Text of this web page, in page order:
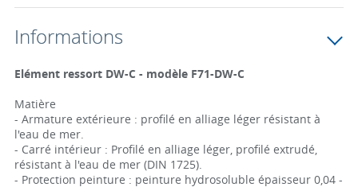
Informations
Elément ressort DW-C - modèle F71-DW-C
Matière
- Armature extérieure : profilé en alliage léger résistant à
l'eau de mer.
- Carré intérieur : Profilé en alliage léger, profilé extrudé,
résistant à l'eau de mer (DIN 1725).
- Protection peinture : peinture hydrosoluble épaisseur 0,04 -